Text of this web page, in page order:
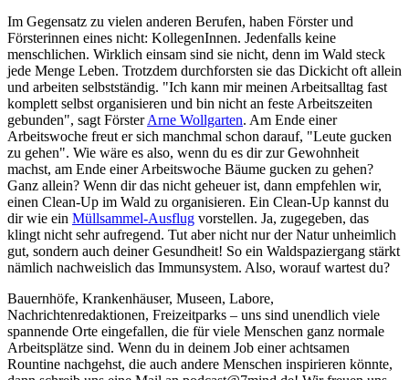
Im Gegensatz zu vielen anderen Berufen, haben Förster und
Försterinnen eines nicht: KollegenInnen. Jedenfalls keine
menschlichen. Wirklich einsam sind sie nicht, denn im Wald steck
jede Menge Leben. Trotzdem durchforsten sie das Dickicht oft allein
und arbeiten selbstständig. "Ich kann mir meinen Arbeitsalltag fast
komplett selbst organisieren und bin nicht an feste Arbeitszeiten
gebunden", sagt FörsterArne Wollgarten. Am Ende einer
Arbeitswoche freut er sich manchmal schon darauf, "Leute gucken
zu gehen". Wie wäre es also, wenn du es dir zur Gewohnheit
machst, am Ende einer Arbeitswoche Bäume gucken zu gehen?
Ganz allein? Wenn dir das nicht geheuer ist, dann empfehlen wir,
einen Clean-Up im Wald zu organisieren. Ein Clean-Up kannst du
dir wie ein Müllsammel-Ausflug vorstellen. Ja, zugegeben, das
klingt nicht sehr aufregend. Tut aber nicht nur der Natur unheimlich
gut, sondern auch deiner Gesundheit! So ein Waldspaziergang stärkt
nämlich nachweislich das Immunsystem. Also, worauf wartest du?
Bauernhöfe, Krankenhäuser, Museen, Labore,
Nachrichtenredaktionen, Freizeitparks – uns sind unendlich viele
spannende Orte eingefallen, die für viele Menschen ganz normale
Arbeitsplätze sind. Wenn du in deinem Job einer achtsamen
Rountine nachgehst, die auch andere Menschen inspirieren könnte,